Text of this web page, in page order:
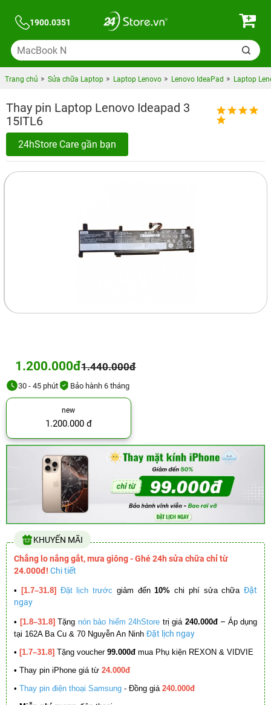
1900.0351
Trang chủ Sửa chữa Laptop Laptop Lenovo Lenovo IdeaPad Laptop
Thay pin Laptop Lenovo Ideapad 3
15ITL6
24hStore Care gần bạn
1.200.000đ1.440.000đ
30 - 45 phút Bảo hành 6 tháng
new
1.200.000 đ
KHUYẾN MÃI
Chẳng lo nắng gắt, mưa giông - Ghé 24h sửa chữa chỉ từ
24.000đ! Chi tiết
• [1.7–31.8] Đặt lịch trước giảm đến10% chi phí sửa chữa Đặt
ngay
• [1.8–31.8] Tặng nón bảo hiểm 24hStore trị giá 240.000đ – Áp dụng
tại 162A Ba Cu & 70 Nguyễn An Ninh Đặt lịch ngay
• [1.7–31.8] Tặng voucher 99.000đ mua Phụ kiện REXON & VIDVIE
• Thay pin iPhone giá từ 24.000đ
• Thay pin điện thoại Samsung - Đồng giá 240.000đ